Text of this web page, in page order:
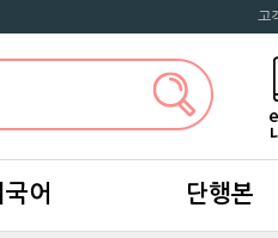
고
국어 단행본